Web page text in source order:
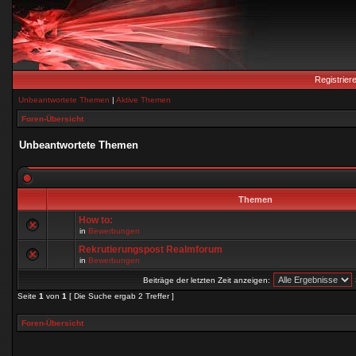
Unbeantwortete Themen | Aktive Themen
Foren-Übersicht
Unbeantwortete Themen
Themen
How to:
in Bewerbungen
Rekrutierungspost Realmforum
in Bewerbungen
Beiträge der letzten Zeit anzeigen:
Seite 1 von 1 [ Die Suche ergab 2 Treffer ]
Foren-Übersicht